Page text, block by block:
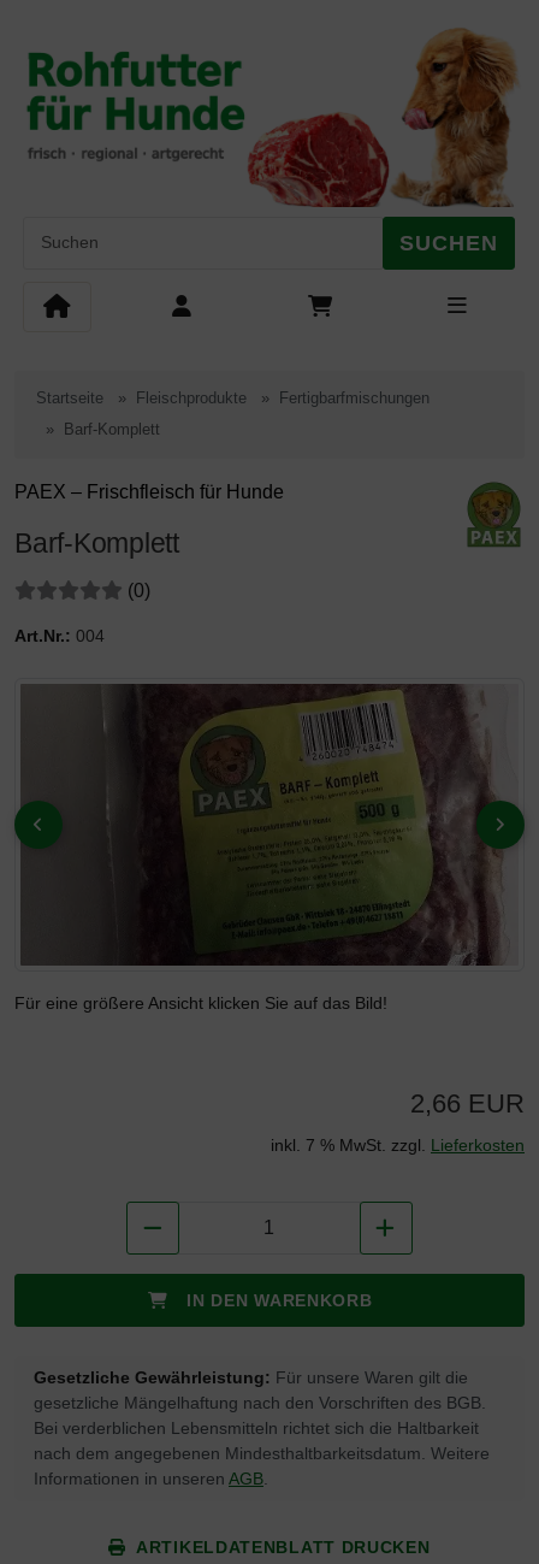
SUCHEN
Startseite Fleischprodukte
Fertigbarfmischungen
Barf-Komplett
PAEX – Frischfleisch für Hunde
Barf-Komplett
Bewertungen:(0Bewertungen
)
Art.Nr.: 004
Wenn mehr als ein Produktbild existiert, können Sie die
ZURÜCK VOR
Für eine größere Ansicht klicken Sie auf das Bild!
2,66 EUR
inkl. 7 % MwSt. zzgl. Lieferkosten
IN DEN WARENKORB
Gesetzliche Gewährleistung: Für unsere Waren gilt die
gesetzliche Mängelhaftung nach den Vorschriften des BGB.
Bei verderblichen Lebensmitteln richtet sich die Haltbarkeit
nach dem angegebenen Mindesthaltbarkeitsdatum. Weitere
Informationen in unseren AGB
ARTIKELDATENBLATT DRUCKEN